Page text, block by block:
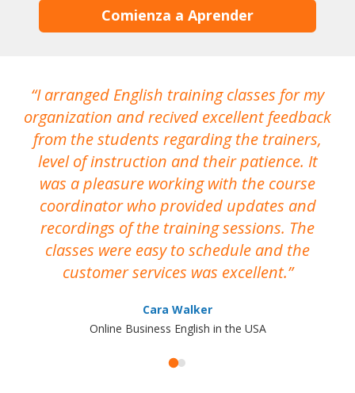
Comienza a Aprender
I arranged English training classes for my
organization and recived excellent feedback
from the students regarding the trainers,
level of instruction and their patience. It
was a pleasure working with the course
coordinator who provided updates and
recordings of the training sessions. The
classes were easy to schedule and the
customer services was excellent.
Cara Walker
Online Business English in the USA